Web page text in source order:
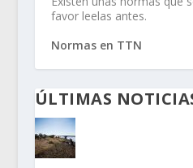
favor leelas antes.
Normas en TTN
ÚLTIMAS